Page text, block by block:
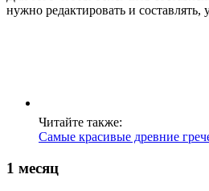
нужно редактировать и
Читайте также:
Самые красивые древние
1 месяц